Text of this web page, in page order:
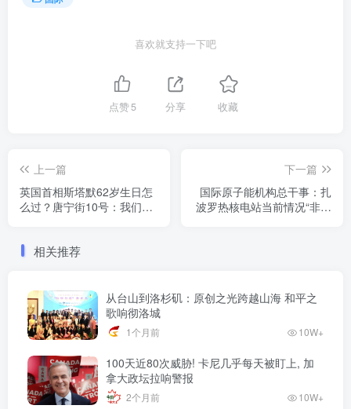
喜欢就支持一下吧
点赞5 分享 收藏
上一篇
英国首相斯塔默62岁生日怎
么过？唐宁街10号：我们给
下一篇
国际原子能机构总干事：扎
波罗热核电站当前情况“非常
相关推荐
从台山到洛杉矶：原创之光跨越山海 和平之
歌响彻洛城
1个月前 10W+
100天近80次威胁! 卡尼几乎每天被盯上, 加
拿大政坛拉响警报
2个月前 10W+